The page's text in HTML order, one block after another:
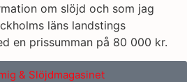
om slöjd och som jag
läns landstings
en prissumman på 80 000 kr.
& Slöjdmagasinet